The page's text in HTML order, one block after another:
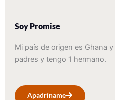
Soy Promise
Mi país de origen es Ghana
padres y tengo 1 hermano.
Apadríname